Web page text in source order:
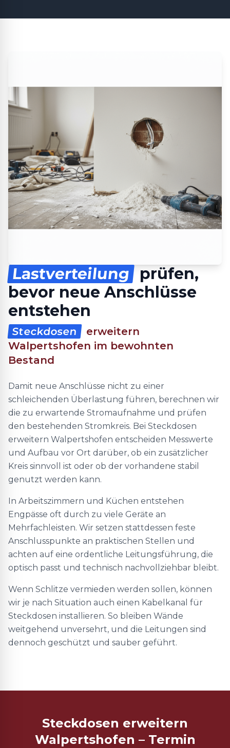
Lastverteilung
prüfen,
bevor neue Anschlüsse
entstehen
Steckdosen
erweitern
Walpertshofen im bewohnten
Bestand
Damit neue Anschlüsse nicht zu einer
schleichenden Überlastung führen, berechnen wir
die zu erwartende Stromaufnahme und prüfen
den bestehenden Stromkreis. Bei Steckdosen
erweitern Walpertshofen entscheiden Messwerte
und Aufbau vor Ort darüber, ob ein zusätzlicher
Kreis sinnvoll ist oder ob der vorhandene stabil
genutzt werden kann.
In Arbeitszimmern und Küchen entstehen
Engpässe oft durch zu viele Geräte an
Mehrfachleisten. Wir setzen stattdessen feste
Anschlusspunkte an praktischen Stellen und
achten auf eine ordentliche Leitungsführung, die
optisch passt und technisch nachvollziehbar bleibt.
Wenn Schlitze vermieden werden sollen, können
wir je nach Situation auch einen Kabelkanal für
Steckdosen installieren. So bleiben Wände
weitgehend unversehrt, und die Leitungen sind
dennoch geschützt und sauber geführt.
Steckdosen erweitern
Walpertshofen – Termin